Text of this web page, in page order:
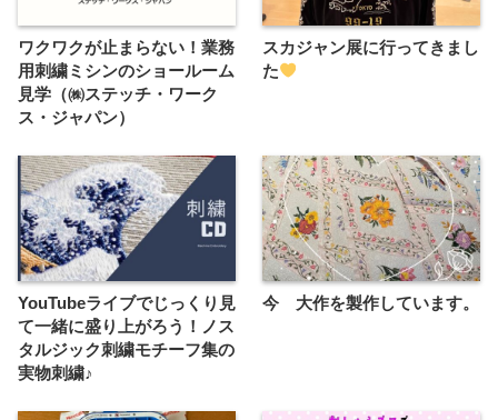
ワクワクが止まらない！業務
用刺繍ミシンのショールーム
見学（㈱ステッチ・ワーク
ス・ジャパン）
スカジャン展に行ってきまし
た
YouTubeライブでじっくり見
て一緒に盛り上がろう！ノス
タルジック刺繍モチーフ集の
実物刺繍♪
今 大作を製作しています。